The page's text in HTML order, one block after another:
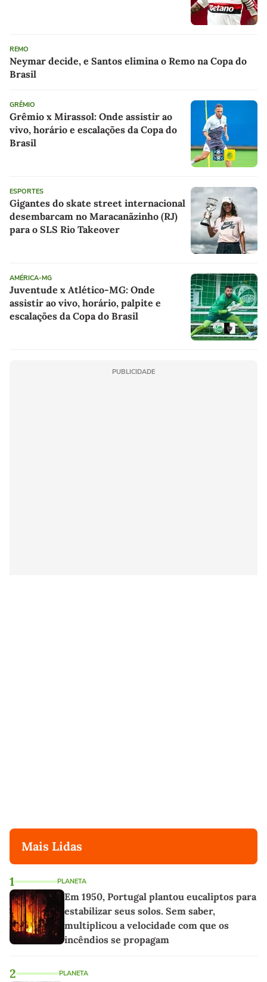
REMO
Neymar decide, e Santos elimina o Remo na Copa do
Brasil
GRÊMIO
Grêmio x Mirassol: Onde assistir ao
vivo, horário e escalações da Copa do
Brasil
ESPORTES
Gigantes do skate street internacional
desembarcam no Maracanãzinho (RJ)
para o SLS Rio Takeover
AMÉRICA-MG
Juventude x Atlético-MG: Onde
assistir ao vivo, horário, palpite e
escalações da Copa do Brasil
PUBLICIDADE
Mais Lidas
1 PLANETA
Em 1950, Portugal plantou eucaliptos para
estabilizar seus solos. Sem saber,
multiplicou a velocidade com que os
incêndios se propagam
2 PLANETA